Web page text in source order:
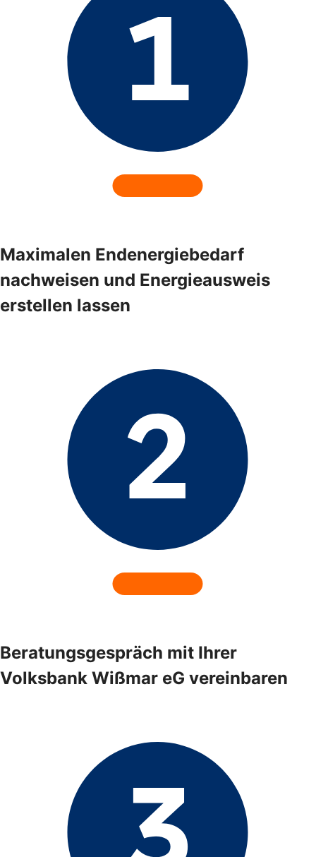
Maximalen Endenergiebedarf
nachweisen und Energieausweis
erstellen lassen
Beratungsgespräch mit Ihrer
Volksbank Wißmar eG vereinbaren